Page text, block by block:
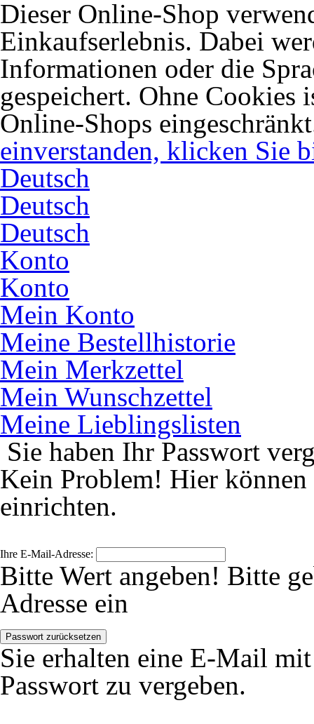
Dieser Online-Shop
Einkaufserlebnis. Dabei
Informationen oder die
gespeichert. Ohne Cookies
Online-Shops
einverstanden, klicken Sie
Deutsch
Deutsch
Deutsch
Konto
Konto
Mein Konto
Meine Bestellhistorie
Mein Merkzettel
Mein Wunschzettel
Meine Lieblingslisten
Sie haben Ihr Passwort
Kein Problem! Hier können
einrichten.
Ihre E-Mail-Adresse:
Bitte Wert angeben! Bitte
Adresse ein
Passwort zurücksetzen
Sie erhalten eine E-Mail
Passwort zu vergeben.